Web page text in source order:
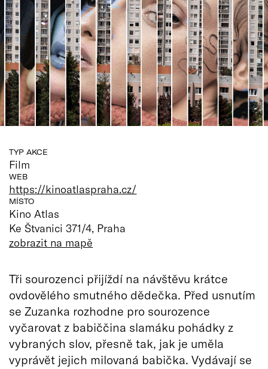
Vše o ČT
TYP AKCE
Film
WEB
https://kinoatlaspraha.cz/
MÍSTO
Kino Atlas
Ke Štvanici 371/4, Praha
zobrazit na mapě
Tři sourozenci přijíždí na návštěvu krátce
ovdovělého smutného dědečka. Před usnutím
se Zuzanka rozhodne pro sourozence
vyčarovat z babiččina slamáku pohádky z
vybraných slov, přesně tak, jak je uměla
vyprávět jejich milovaná babička. Vydávají se